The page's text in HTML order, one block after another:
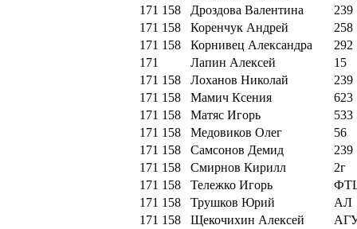
171 158 Дроздова Валентина
239
171 158 Коренчук Андрей
258
171 158 Корнивец Александра
292
171
Лапин Алексей
15
171 158 Лоханов Николай
239
171 158 Мамич Ксения
623
171 158 Матяс Игорь
533
171 158 Медовиков Олег
56
171 158 Самсонов Демид
239
171 158 Смирнов Кирилл
2г
171 158 Тележко Игорь
171 158 Трушков Юрий
АЛ
171 158 Щекочихин Алексей